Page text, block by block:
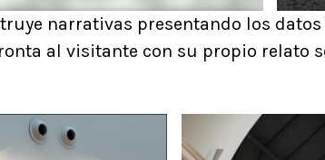
narrativas presentando los
al visitante con su propio